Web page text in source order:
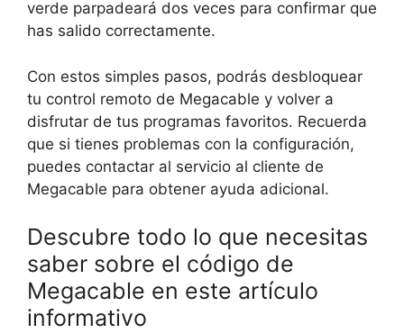
verde parpadeará dos veces para confirmar que
has salido correctamente.
Con estos simples pasos, podrás desbloquear
tu control remoto de Megacable y volver a
disfrutar de tus programas favoritos. Recuerda
que si tienes problemas con la configuración,
puedes contactar al servicio al cliente de
Megacable para obtener ayuda adicional.
Descubre todo lo que necesitas
saber sobre el código de
Megacable en este artículo
informativo